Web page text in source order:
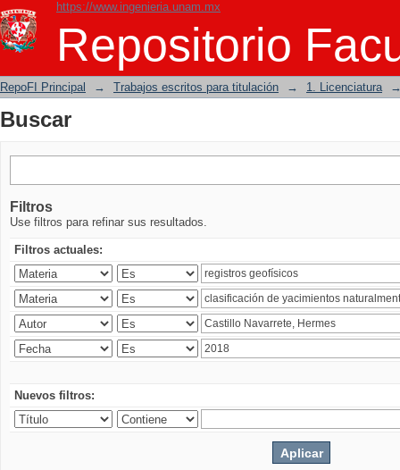
https://www.ingenieria.unam.mx
Repositorio
Buscar
RepoFI Principal → Trabajos escritos para titulación → 1. Licenciatura
Buscar
Filtros
Use filtros para refinar sus resultados.
Filtros actuales:
Nuevos filtros: